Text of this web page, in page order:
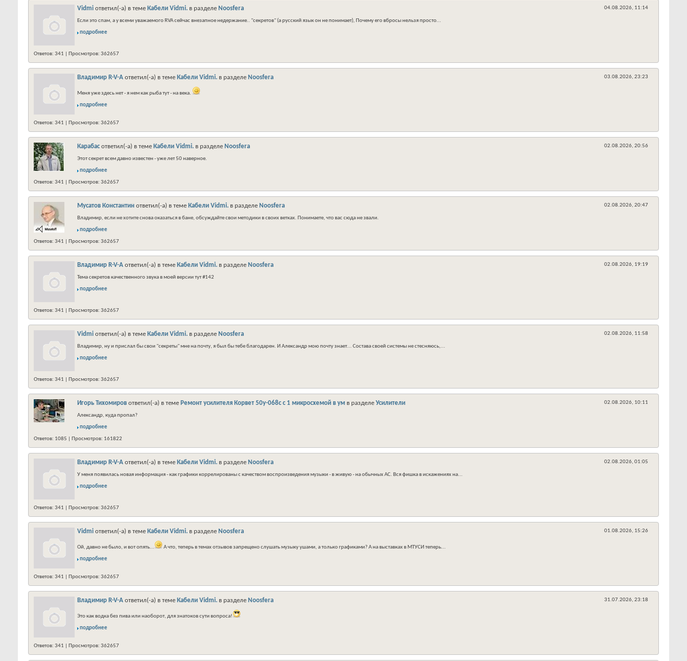
04.08.2026, 11:14
Vidmi ответил(-а) в теме Кабели Vidmi. в разделе Noosfera
Если это спам, а у всеми уважаемого RVA сейчас внезапное недержание.. "секретов" (а русский язык он не понимает), Почему его вбросы нельзя просто...
подробнее
Ответов: 341 | Просмотров: 362657
03.08.2026, 23:23
Владимир R-V-A ответил(-а) в теме Кабели Vidmi. в разделе Noosfera
Меня уже здесь нет - я нем как рыба тут - на века.
подробнее
Ответов: 341 | Просмотров: 362657
02.08.2026, 20:56
Карабас ответил(-а) в теме Кабели Vidmi. в разделе Noosfera
Этот секрет всем давно известен - уже лет 50 наверное.
подробнее
Ответов: 341 | Просмотров: 362657
02.08.2026, 20:47
Мусатов Константин ответил(-а) в теме Кабели Vidmi. в разделе Noosfera
Владимир, если не хотите снова оказаться в бане, обсуждайте свои методики в своих ветках. Понимаете, что вас сюда не звали.
подробнее
Ответов: 341 | Просмотров: 362657
02.08.2026, 19:19
Владимир R-V-A ответил(-а) в теме Кабели Vidmi. в разделе Noosfera
Тема секретов качественного звука в моей версии тут #142
подробнее
Ответов: 341 | Просмотров: 362657
02.08.2026, 11:58
Vidmi ответил(-а) в теме Кабели Vidmi. в разделе Noosfera
Владимир, ну и прислал бы свои "секреты" мне на почту, я был бы тебе благодарен. И Александр мою почту знает... Состава своей системы не стесняюсь,...
подробнее
Ответов: 341 | Просмотров: 362657
02.08.2026, 10:11
Игорь Тихомиров ответил(-а) в теме Ремонт усилителя Корвет 50у-068с с 1 микросхемой в ум в разделе Усилители
Александр, куда пропал?
подробнее
Ответов: 1085 | Просмотров: 161822
02.08.2026, 01:05
Владимир R-V-A ответил(-а) в теме Кабели Vidmi. в разделе Noosfera
У меня появилась новая информация - как графики коррелированы с качеством воспроизведения музыки - в живую - на обычных АС. Вся фишка в искажениях на...
подробнее
Ответов: 341 | Просмотров: 362657
01.08.2026, 15:26
Vidmi ответил(-а) в теме Кабели Vidmi. в разделе Noosfera
Ой, давно не было, и вот опять... А что, теперь в темах отзывов запрещено слушать музыку ушами, а только графиками? А на выставках в МТУСИ теперь...
подробнее
Ответов: 341 | Просмотров: 362657
31.07.2026, 23:18
Владимир R-V-A ответил(-а) в теме Кабели Vidmi. в разделе Noosfera
Это как водка без пива или наоборот, для знатоков сути вопроса!
подробнее
Ответов: 341 | Просмотров: 362657